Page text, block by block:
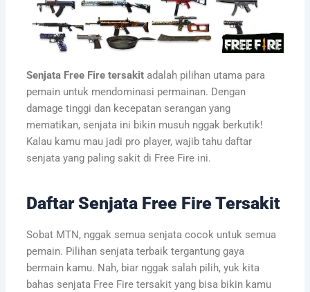
Senjata Free Fire tersakitadalah pilihan utama para
pemain untuk mendominasi permainan. Dengan
damage tinggi dan kecepatan serangan yang
mematikan, senjata ini bikin musuh nggak berkutik!
Kalau kamu mau jadi pro player, wajib tahu daftar
senjata yang paling sakit di Free Fire ini.
Daftar Senjata Free Fire Tersakit
Sobat MTN, nggak semua senjata cocok untuk semua
pemain. Pilihan senjata terbaik tergantung gaya
bermain kamu. Nah, biar nggak salah pilih, yuk kita
bahas senjata Free Fire tersakit yang bisa bikin kamu